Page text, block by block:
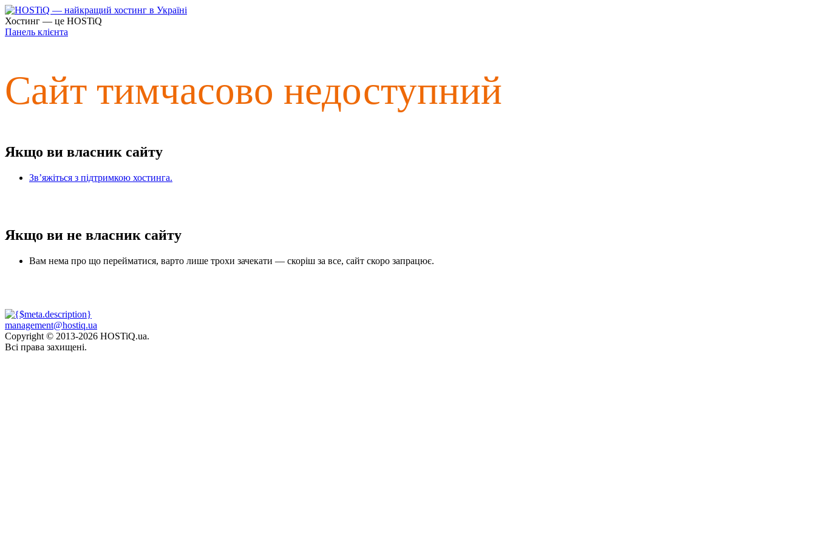
Хостинг — це HOSTiQ
Панель клієнта
Сайт тимчасово недоступний
Якщо ви власник сайту
Зв’яжіться з підтримкою хостинга.
Якщо ви не власник сайту
Вам нема про що перейматися, варто лише трохи зачекати — скоріш за все, сайт скоро запрацює.
management@hostiq.ua
Copyright © 2013-2026 HOSTiQ.ua.
Всі права захищені.